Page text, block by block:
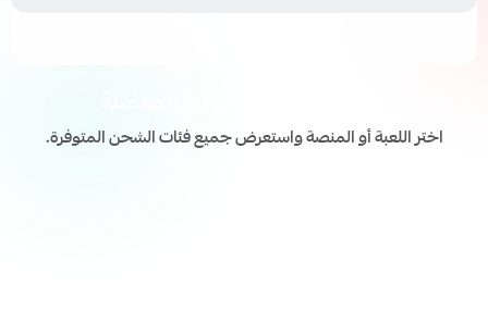
اختر اللعبة أو المنصة واستعرض جميع فئات الشحن المتوفرة.